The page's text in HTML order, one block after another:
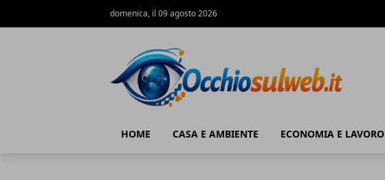
domenica, il 09 agosto 2026
HOME CASA E AMBIENTE ECONOMIA E LAVORO